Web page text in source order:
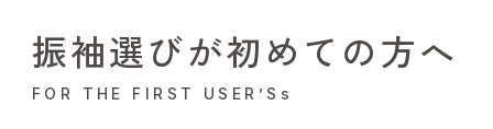
振袖選びが初めての方へ
FOR THE FIRST USER’Ss